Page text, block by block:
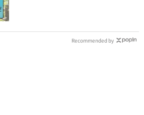
Recommended by